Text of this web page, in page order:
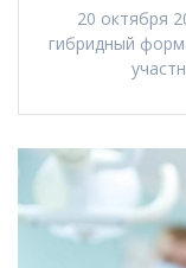
20 октября
гибридный